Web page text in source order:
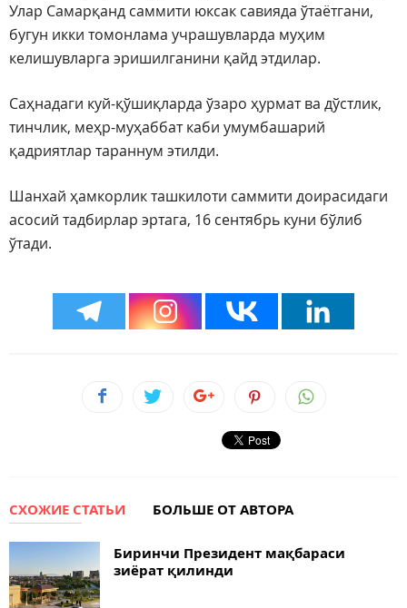
Улар Самарқанд саммити юксак савияда ўтаётгани,
бугун икки томонлама учрашувларда муҳим
келишувларга эришилганини қайд этдилар.
Саҳнадаги куй-қўшиқларда ўзаро ҳурмат ва дўстлик,
тинчлик, меҳр-муҳаббат каби умумбашарий
қадриятлар тараннум этилди.
Шанхай ҳамкорлик ташкилоти саммити доирасидаги
асосий тадбирлар эртага, 16 сентябрь куни бўлиб
ўтади.
СХОЖИЕ СТАТЬИ БОЛЬШЕ ОТ АВТОРА
Биринчи Президент мақбараси
зиёрат қилинди